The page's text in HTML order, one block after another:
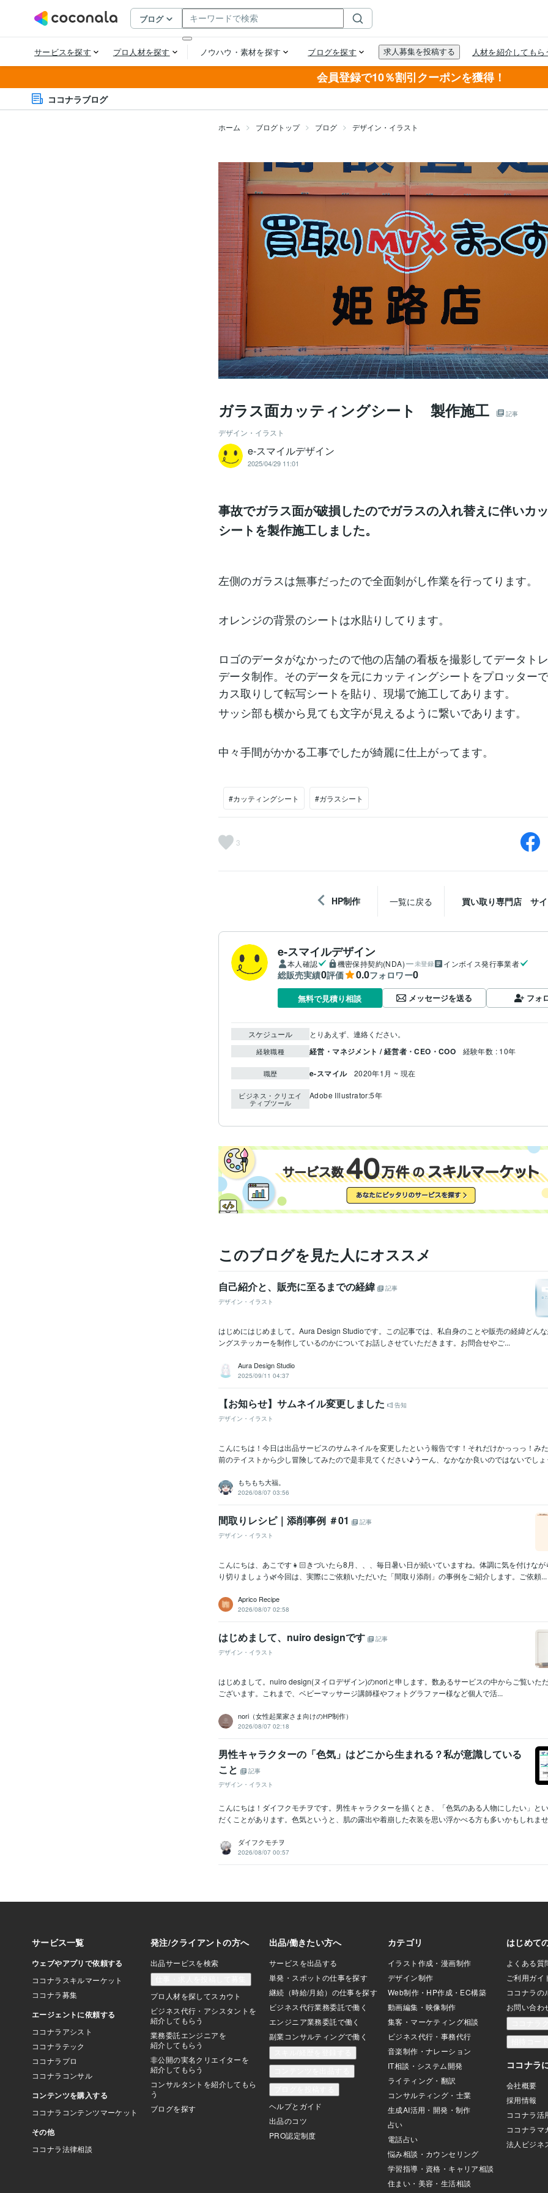
会員登録で10％割引クーポンを獲得！
ココナラブログ
ホーム ブログトップ ブログ デザイン・イラスト
ガラス面カッティングシート 製作施工 記事
デザイン・イラスト
e‐スマイルデザイン
2025/04/29 11:01
事故でガラス面が破損したのでガラスの入れ替えに伴いカ
シートを製作施工しました。
左側のガラスは無事だったので全面剝がし作業を行ってります。
オレンジの背景のシートは水貼りしてります。
ロゴのデータがなかったので他の店舗の看板を撮影してデータト
データ制作。そのデータを元にカッティングシートをプロッター
カス取りして転写シートを貼り、現場で施工してあります。
サッシ部も横から見ても文字が見えるように繋いであります。
中々手間がかかる工事でしたが綺麗に仕上がってます。
#カッティングシート #ガラスシート
3
HP制作 一覧に戻る 買い取り専門店 サ
e‐スマイルデザイン
本人確認 機密保持契約(NDA) 未登録 インボイス発行事業者
総販売実績0評価 0.0フォロワー0
無料で見積り相談 メッセージを送る フォ
スケジュール とりあえず、連絡ください。
経験職種 経営・マネジメント / 経営者・CEO・COO 経験年数 : 10年
職歴 e-スマイル 2020年1月 ~ 現在
ビジネス・クリエイ
ティブツール
Adobe Illustrator:5年
このブログを見た人にオススメ
自己紹介と、販売に至るまでの経緯
記事
デザイン・イラスト
はじめにはじめまして。Aura Design Studioです。この記事では、私自身のことや販売の経緯どん
ングステッカーを制作しているのかについてお話しさせていただきます。お問合せやご...
Aura Design Studio
2025/09/11 04:37
【お知らせ】サムネイル変更しました
告知
デザイン・イラスト
こんにちは！今日は出品サービスのサムネイルを変更したという報告です！それだけかっっっ！み
前のテイストから少し冒険してみたので是非見てください♪うーん、なかなか良いのではないでしょ
もちもち大福。
2026/08/07 03:56
間取りレシピ｜添削事例 ＃01
記事
デザイン・イラスト
こんにちは、あこです👧🏻‎きづいたら8月、、、毎日暑い日が続いていますね。体調に気を付けな
り切りましょう🌿今回は、実際にご依頼いただいた「間取り添削」の事例をご紹介します。ご依頼...
Aprico Recipe
2026/08/07 02:58
はじめまして、nuiro designです
記事
デザイン・イラスト
はじめまして。nuiro design(ヌイロデザイン)のnoriと申します。数あるサービスの中からご覧いた
ございます。これまで、ベビーマッサージ講師様やフォトグラファー様など個人で活...
nori（女性起業家さま向けのHP制作）
2026/08/07 02:18
男性キャラクターの「色気」はどこから生まれる？私が意識している
こと
記事
デザイン・イラスト
こんにちは！ダイフクモチヲです。男性キャラクターを描くとき、「色気のある人物にしたい」と
だくことがあります。色気というと、肌の露出や着崩した衣装を思い浮かべる方も多いかもしれま
ダイフクモチヲ
2026/08/07 00:57